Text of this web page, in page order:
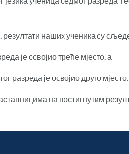
наших ученика су
је освојио треће мјесто, а
разреда је освојио друго мјесто.
на постигнутим